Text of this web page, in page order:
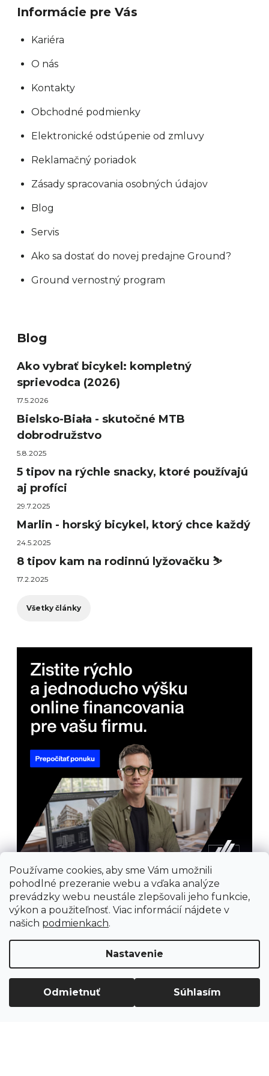
Používame cookies, aby sme Vám umožnili
pohodlné prezeranie webu a vďaka analýze
prevádzky webu neustále zlepšovali jeho funkcie,
výkon a použiteľnosť. Viac informácií nájdete v
našich podmienkach.
Nastavenie
Odmietnuť Súhlasím
v
Informácie pre Vás
Kariéra
O nás
Kontakty
Obchodné podmienky
Elektronické odstúpenie od zmluvy
Reklamačný poriadok
Zásady spracovania osobných údajov
Blog
Servis
Ako sa dostať do novej predajne Ground?
Ground vernostný program
Blog
Ako vybrať bicykel: kompletný
sprievodca (2026)
17.5.2026
Bielsko-Biała - skutočné MTB
dobrodružstvo
5.8.2025
5 tipov na rýchle snacky, ktoré používajú
aj profíci
29.7.2025
Marlin - horský bicykel, ktorý chce každý
24.5.2025
8 tipov kam na rodinnú lyžovačku ⛷️
17.2.2025
Všetky články
Prijímame online platby